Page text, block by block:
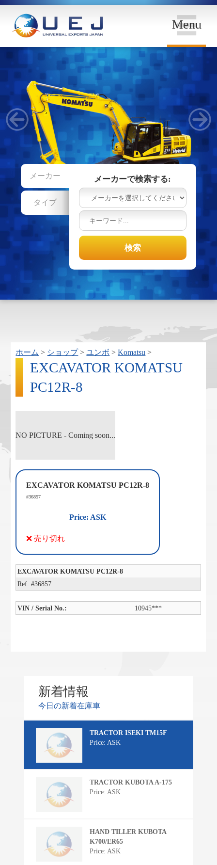
Menu
メーカー
タイプ
メーカーで検索する:
ホーム > ショップ>ユンボ >Komatsu >
EXCAVATOR KOMATSU
PC12R-8
NO PICTURE - Coming soon...
EXCAVATOR KOMATSU PC12R-8
#36857
Price: ASK
❌ 売り切れ
EXCAVATOR KOMATSU PC12R-8
Ref. #36857
VIN / Serial No.: 10945***
新着情報
今日の新着在庫車
TRACTOR ISEKI TM15F
Price: ASK
TRACTOR KUBOTA A-175
Price: ASK
HAND TILLER KUBOTA
K700/ER65
Price: ASK